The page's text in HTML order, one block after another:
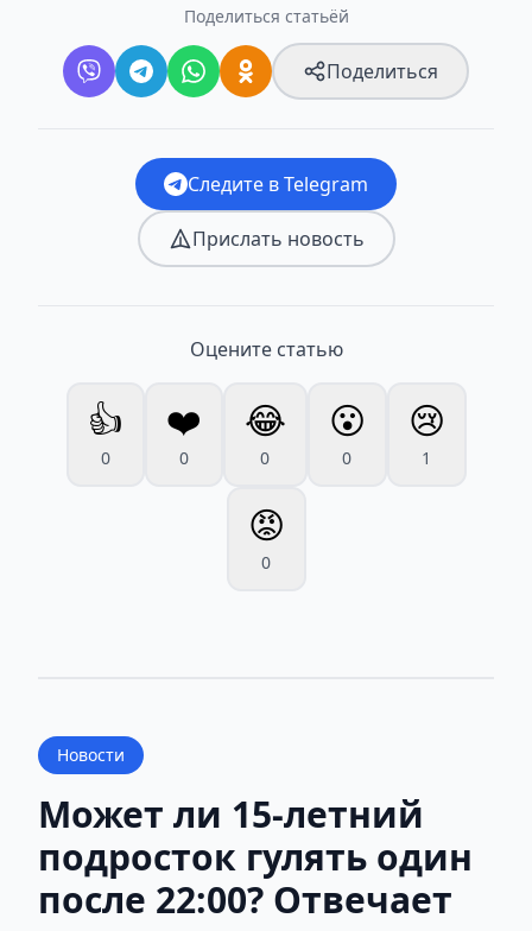
Поделиться статьёй
Поделиться
Следите в Telegram
Прислать новость
Оцените статью
👍
0
❤️
0
😂
0
😮
0
😢
1
😡
0
Новости
Может ли 15-летний
подросток гулять один
после 22:00? Отвечает